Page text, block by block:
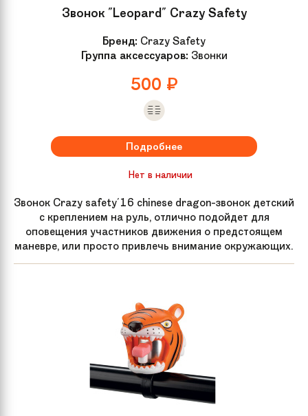
Звонок "Leopard" Crazy Safety
Бренд: Crazy Safety
Группа аксессуаров: Звонки
500 ₽
Подробнее
Нет в наличии
Звонок Crazy safety'16 chinese dragon-звонок детский
с креплением на руль, отлично подойдет для
оповещения участников движения о предстоящем
маневре, или просто привлечь внимание окружающих.